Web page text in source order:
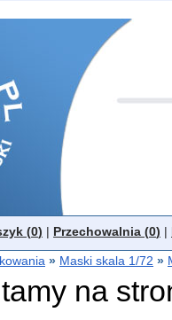
(0) | Przechowalnia (0) |
» Maski skala 1/72 »
na